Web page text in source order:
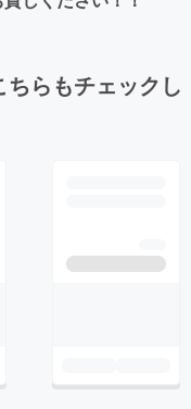
らもチェックし